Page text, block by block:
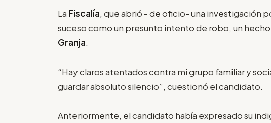
La Fiscalía, que abrió - de oficio- una investigación
suceso como un presunto intento de robo, un
Granja.
“Hay claros atentados contra mi grupo familiar y
guardar absoluto silencio”, cuestionó el candidato.
Anteriormente, el candidato había expresado su